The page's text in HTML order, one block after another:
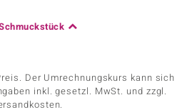
Der Umrechnungskurs kann sich
inkl. gesetzl. MwSt. und zzgl.